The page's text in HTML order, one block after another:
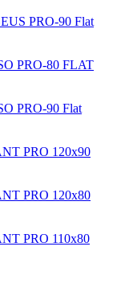
PRO-90 Flat
PRO-80 FLAT
PRO-90 Flat
PRO 120х90
PRO 120х80
PRO 110х80